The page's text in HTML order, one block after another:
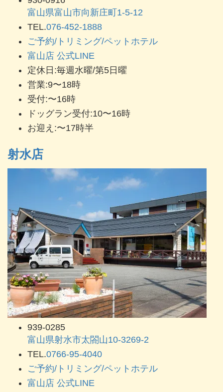
富山県富山市向新庄町1-5-12
TEL.076-452-1888
ご予約/トリミング/ペットホテル
富山店 公式LINE
定休日:毎週水曜/第5日曜
営業:9〜18時
受付:〜16時
ドッグラン受付:10〜16時
お迎え:〜17時半
射水店
939-0285
富山県射水市太閤山10-3269-2
TEL.0766-95-4040
ご予約/トリミング/ペットホテル
富山店 公式LINE